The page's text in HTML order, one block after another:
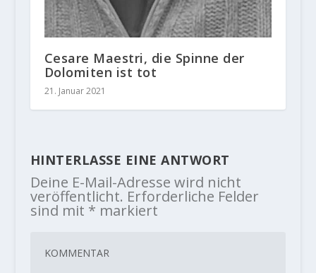
Cesare Maestri, die Spinne der
Dolomiten ist tot
21. Januar 2021
HINTERLASSE EINE ANTWORT
Deine E-Mail-Adresse wird nicht
veröffentlicht. Erforderliche Felder
sind mit * markiert